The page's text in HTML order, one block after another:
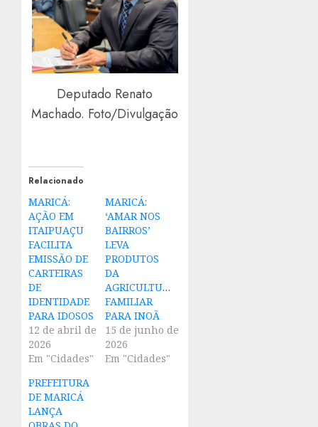
Deputado Renato
Machado. Foto/Divulgação
Relacionado
MARICÁ:
AÇÃO EM
ITAIPUAÇU
FACILITA
EMISSÃO DE
CARTEIRAS
DE
IDENTIDADE
PARA IDOSOS
12 de abril de
2026
Em "Cidades"
MARICÁ:
‘AMAR NOS
BAIRROS’
LEVA
PRODUTOS
DA
AGRICULTURA
FAMILIAR
PARA INOÃ
15 de junho de
2026
Em "Cidades"
PREFEITURA
DE MARICÁ
LANÇA